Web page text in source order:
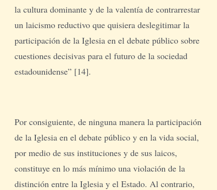
la cultura dominante y de la valentía de contrarrestar
un laicismo reductivo que quisiera deslegitimar la
participación de la Iglesia en el debate público sobre
cuestiones decisivas para el futuro de la sociedad
estadounidense” [14].
Por consiguiente, de ninguna manera la participación
de la Iglesia en el debate público y en la vida social,
por medio de sus instituciones y de sus laicos,
constituye en lo más mínimo una violación de la
distinción entre la Iglesia y el Estado. Al contrario,